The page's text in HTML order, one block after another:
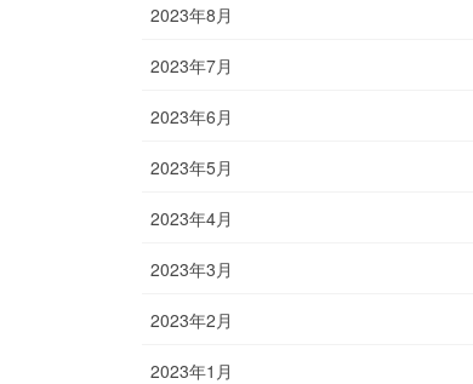
2023年8月
2023年7月
2023年6月
2023年5月
2023年4月
2023年3月
2023年2月
2023年1月